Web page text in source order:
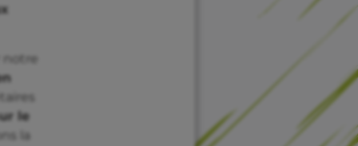
notre
le
la